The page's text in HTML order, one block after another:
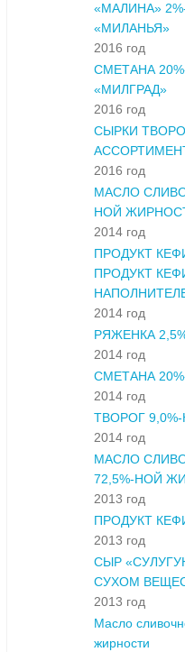
«МАЛИНА»
«МИЛАНЬЯ»
2016 год
СМЕТАНА
«МИЛГРАД»
2016 год
СЫРКИ
2016 год
МАСЛО
НОЙ
2014 год
ПРОДУКТ
ПРОДУКТ
2014 год
РЯЖЕНКА
2014 год
СМЕТАНА
2014 год
ТВОРОГ
2014 год
МАСЛО
72,5%-НОЙ
2013 год
ПРОДУКТ
2013 год
СЫР
СУХОМ
2013 год
Масло
жирности